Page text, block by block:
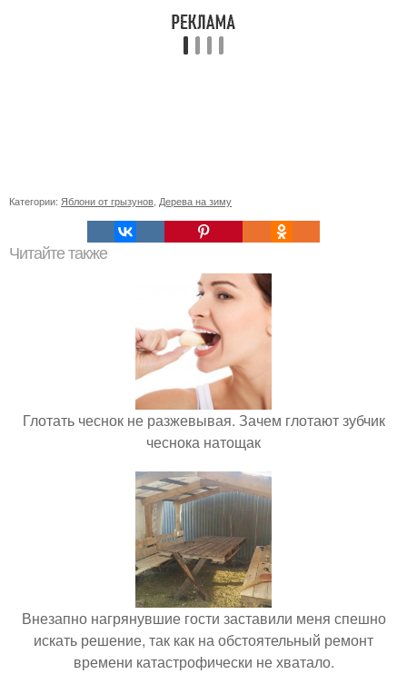
Категории: Яблони от грызунов, Дерева на зиму
Читайте также
Глотать чеснок не разжевывая. Зачем глотают зубчик
чеснока натощак
Внезапно нагрянувшие гости заставили меня спешно
искать решение, так как на обстоятельный ремонт
времени катастрофически не хватало.